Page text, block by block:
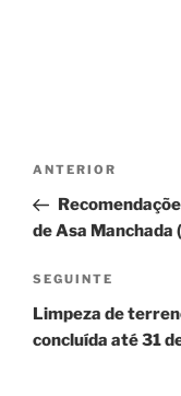
Navegação
artigos
Conteúdo
anterior
ANTERIOR
de Asa Manchada
Conteúdo
seguinte
SEGUINTE
Limpeza de
concluída até 31